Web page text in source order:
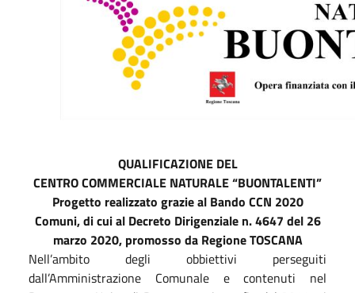
QUALIFICAZIONE DEL
CENTRO COMMERCIALE NATURALE “BUONTALENTI”
Progetto realizzato grazie al Bando CCN 2020
Comuni, di cui al Decreto Dirigenziale n. 4647 del 26
marzo 2020, promosso da Regione TOSCANA
Nell’ambito degli obbiettivi perseguiti
dall’Amministrazione Comunale e contenuti nel